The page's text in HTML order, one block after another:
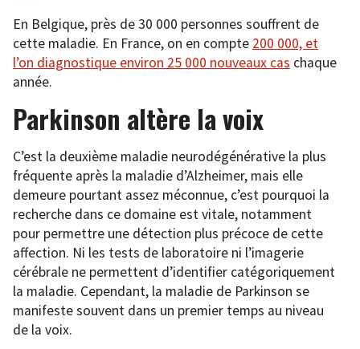
En Belgique, près de 30 000 personnes souffrent de
cette maladie. En France, on en compte 200 000, et
l’on diagnostique environ 25 000 nouveaux cas chaque
année.
Parkinson altère la voix
C’est la deuxième maladie neurodégénérative la plus
fréquente après la maladie d’Alzheimer, mais elle
demeure pourtant assez méconnue, c’est pourquoi la
recherche dans ce domaine est vitale, notamment
pour permettre une détection plus précoce de cette
affection. Ni les tests de laboratoire ni l’imagerie
cérébrale ne permettent d’identifier catégoriquement
la maladie. Cependant, la maladie de Parkinson se
manifeste souvent dans un premier temps au niveau
de la voix.